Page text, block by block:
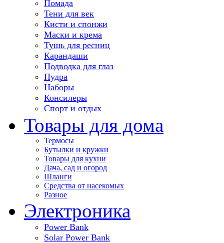
Помада
Тени для век
Кисти и спонжи
Маски и крема
Тушь для ресниц
Карандаши
Подводка для глаз
Пудра
Наборы
Консилеры
Спорт и отдых
Товары для дома
Термосы
Бутылки и кружки
Товары для кухни
Дача, сад и огород
Шланги
Средства от насекомых
Разное
Электроника
Power Bank
Solar Power Bank